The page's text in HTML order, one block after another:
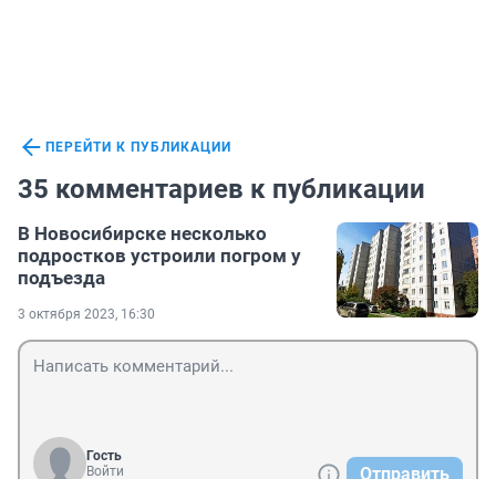
ПЕРЕЙТИ К ПУБЛИКАЦИИ
35 комментариев к публикации
В Новосибирске несколько
подростков устроили погром у
подъезда
3 октября 2023, 16:30
Гость
Войти
Отправить